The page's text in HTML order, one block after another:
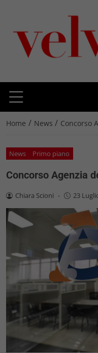
Home / News / Concorso
News Primo piano
Concorso Agenzia
Chiara Scioni - 23